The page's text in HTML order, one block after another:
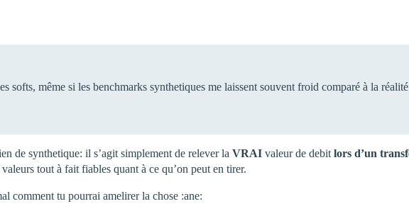
softs, même si les benchmarks synthetiques me laissent souvent froid comparé à la
de synthetique: il s’agit simplement de relever la VRAI valeur de debit lors d’un
tout à fait fiables quant à ce qu’on peut en tirer.
comment tu pourrai amelirer la chose :ane: